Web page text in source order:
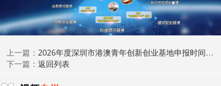
本项目实行“免申即享”流程。
请于2026年5月27日-6月2日登录“企莞家”企业综合服务平
台，填报企业收款账号等基本信息。未在本通知规定日期内
上一篇： 2026年度深圳市港澳青年创新创业基地申报时间、条件要求
下一篇：返回列表